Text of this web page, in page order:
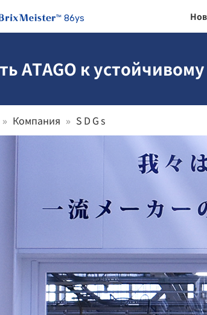
86ys
ATAGO к
Компания SDGs